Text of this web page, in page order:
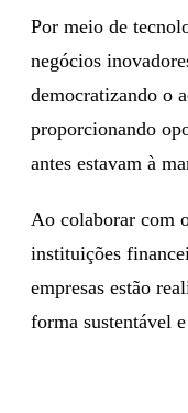
Por meio de
negócios
democratizando o
proporcionando
antes estavam à
Ao colaborar com
instituições
empresas estão
forma sustentável